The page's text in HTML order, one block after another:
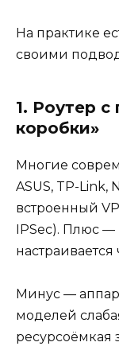
На практике
своими
1. Роутер
коробки»
Многие
ASUS, TP-Link,
встроенный
IPSec). Плюс —
Минус —
моделей
ресурсоёмкая